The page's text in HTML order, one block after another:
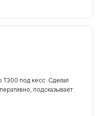
T300 под кесс. Сделал
подсказывает.